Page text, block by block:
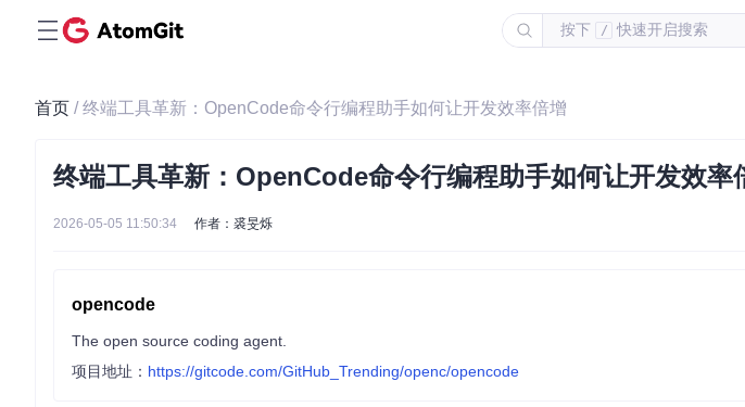
按下 / 快速开启搜索
首页 / 终端工具革新：OpenCode命令行编程助手如何让开发效率倍增
终端工具革新：OpenCode命令行编程助手如何让开发效率
2026-05-05 11:50:34 作者：裘旻烁
opencode
The open source coding agent.
项目地址： https://gitcode.com/GitHub_Trending/openc/opencode